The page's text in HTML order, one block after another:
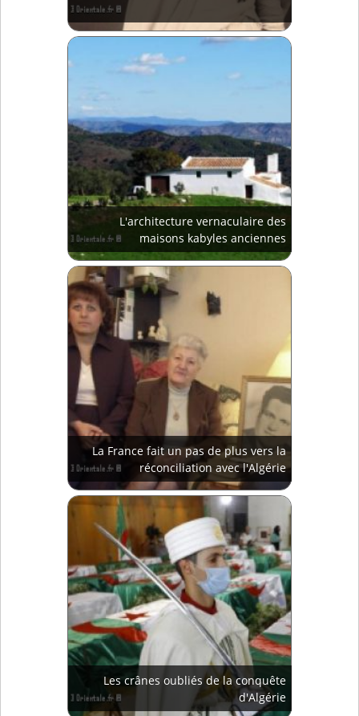
L'architecture vernaculaire des
maisons kabyles anciennes
La France fait un pas de plus vers la
réconciliation avec l'Algérie
Les crânes oubliés de la conquête
d'Algérie